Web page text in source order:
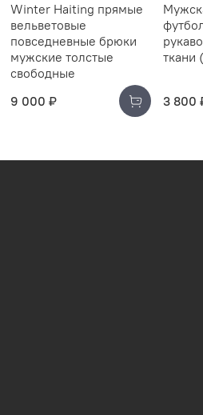
Winter Haiting прямые
вельветовые
повседневные брюки
мужские толстые
свободные
9 000 ₽
ткани
3 800